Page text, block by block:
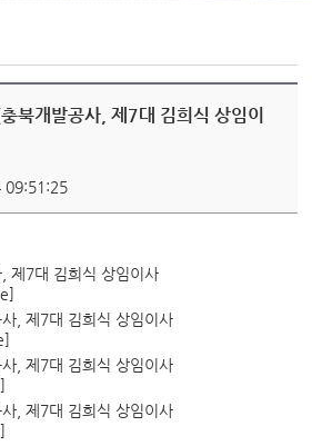
북개발공사, 제7대 김희식 상임이
09:51:25
제7대 김희식 상임이사
, 제7대 김희식 상임이사
, 제7대 김희식 상임이사
, 제7대 김희식 상임이사